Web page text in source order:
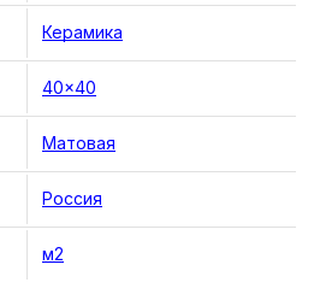
Керамика
40×40
Матовая
Россия
м2